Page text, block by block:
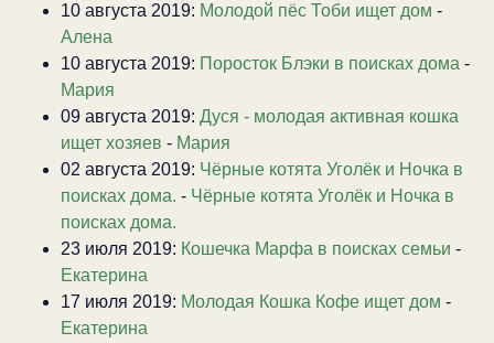
10 августа 2019: Молодой пёс Тоби ищет дом -
Алена
10 августа 2019: Поросток Блэки в поисках дома -
Мария
09 августа 2019: Дуся - молодая активная кошка
ищет хозяев - Мария
02 августа 2019: Чёрные котята Уголёк и Ночка в
поисках дома. - Чёрные котята Уголёк и Ночка в
поисках дома.
23 июля 2019: Кошечка Марфа в поисках семьи -
Екатерина
17 июля 2019: Молодая Кошка Кофе ищет дом -
Екатерина